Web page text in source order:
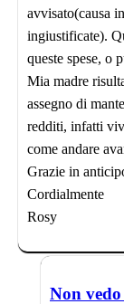
avvisato(causa
ingiustificate).
queste spese, o
Mia madre
assegno di
redditi, infatti
come andare
Grazie in
Cordialmente
Rosy
Non